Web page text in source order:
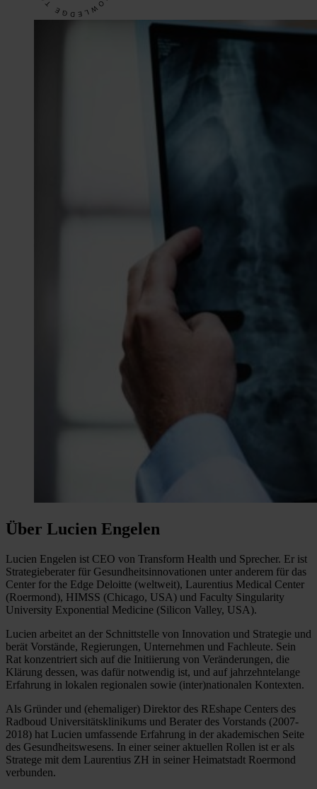
Über Lucien Engelen
Lucien Engelen ist CEO von Transform Health und Sprecher. Er ist
Strategieberater für Gesundheitsinnovationen unter anderem für das
Center for the Edge Deloitte (weltweit), Laurentius Medical Center
(Roermond), HIMSS (Chicago, USA) und Faculty Singularity
University Exponential Medicine (Silicon Valley, USA).
Lucien arbeitet an der Schnittstelle von Innovation und Strategie und
berät Vorstände, Regierungen, Unternehmen und Fachleute. Sein
Rat konzentriert sich auf die Initiierung von Veränderungen, die
Klärung dessen, was dafür notwendig ist, und auf jahrzehntelange
Erfahrung in lokalen regionalen sowie (inter)nationalen Kontexten.
Als Gründer und (ehemaliger) Direktor des REshape Centers des
Radboud Universitätsklinikums und Berater des Vorstands (2007-
2018) hat Lucien umfassende Erfahrung in der akademischen Seite
des Gesundheitswesens. In einer seiner aktuellen Rollen ist er als
Stratege mit dem Laurentius ZH in seiner Heimatstadt Roermond
verbunden.